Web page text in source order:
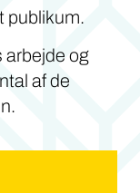
publikum.
arbejde og
af de